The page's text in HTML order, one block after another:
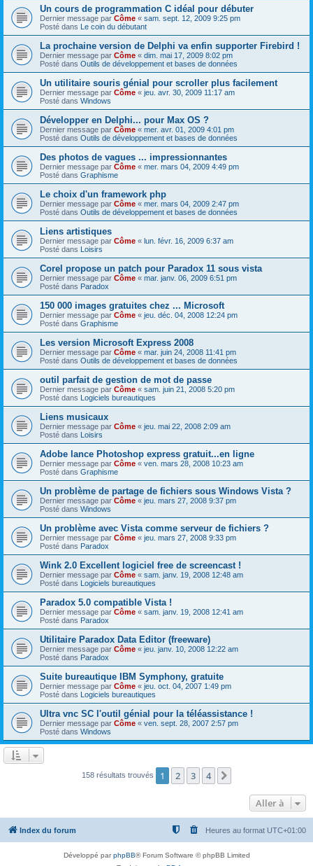
Un cours de programmation C idéal pour débuter
Dernier message par Côme « sam. sept. 12, 2009 9:25 pm
Posté dans Le coin du débutant
La prochaine version de Delphi va enfin supporter Firebird !
Dernier message par Côme « dim. mai 17, 2009 8:02 pm
Posté dans Outils de développement et bases de données
Un utilitaire souris génial pour scroller plus facilement
Dernier message par Côme « jeu. avr. 30, 2009 11:17 am
Posté dans Windows
Développer en Delphi... pour Max OS ?
Dernier message par Côme « mer. avr. 01, 2009 4:01 pm
Posté dans Outils de développement et bases de données
Des photos de vagues ... impressionnantes
Dernier message par Côme « mer. mars 04, 2009 4:49 pm
Posté dans Graphisme
Le choix d'un framework php
Dernier message par Côme « mer. mars 04, 2009 2:47 pm
Posté dans Outils de développement et bases de données
Liens artistiques
Dernier message par Côme « lun. févr. 16, 2009 6:37 am
Posté dans Loisirs
Corel propose un patch pour Paradox 11 sous vista
Dernier message par Côme « mar. janv. 06, 2009 6:51 pm
Posté dans Paradox
150 000 images gratuites chez ... Microsoft
Dernier message par Côme « jeu. déc. 04, 2008 12:24 pm
Posté dans Graphisme
Les version Microsoft Express 2008
Dernier message par Côme « mar. juin 24, 2008 11:41 pm
Posté dans Outils de développement et bases de données
outil parfait de gestion de mot de passe
Dernier message par Côme « sam. juin 21, 2008 5:20 pm
Posté dans Logiciels bureautiques
Liens musicaux
Dernier message par Côme « jeu. mai 22, 2008 2:09 am
Posté dans Loisirs
Adobe lance Photoshop express gratuit...en ligne
Dernier message par Côme « ven. mars 28, 2008 10:23 am
Posté dans Graphisme
Un problème de partage de fichiers sous Windows Vista ?
Dernier message par Côme « jeu. mars 27, 2008 9:37 pm
Posté dans Windows
Un problème avec Vista comme serveur de fichiers ?
Dernier message par Côme « jeu. mars 27, 2008 9:33 pm
Posté dans Paradox
Wink 2.0 Excellent logiciel free de screencast !
Dernier message par Côme « sam. janv. 19, 2008 12:48 am
Posté dans Logiciels bureautiques
Paradox 5.0 compatible Vista !
Dernier message par Côme « sam. janv. 19, 2008 12:41 am
Posté dans Paradox
Utilitaire Paradox Data Editor (freeware)
Dernier message par Côme « jeu. janv. 10, 2008 12:22 am
Posté dans Paradox
Suite bureautique IBM Symphony, gratuite
Dernier message par Côme « jeu. oct. 04, 2007 1:49 pm
Posté dans Logiciels bureautiques
Ultra vnc SC l'outil génial pour la téléassistance !
Dernier message par Côme « ven. sept. 28, 2007 2:57 pm
Posté dans Windows
158 résultats trouvés 1 2 3 4
Aller à
Index du forum Heures au format UTC+01:00
Développé parphpBB® Forum Software © phpBB Limited